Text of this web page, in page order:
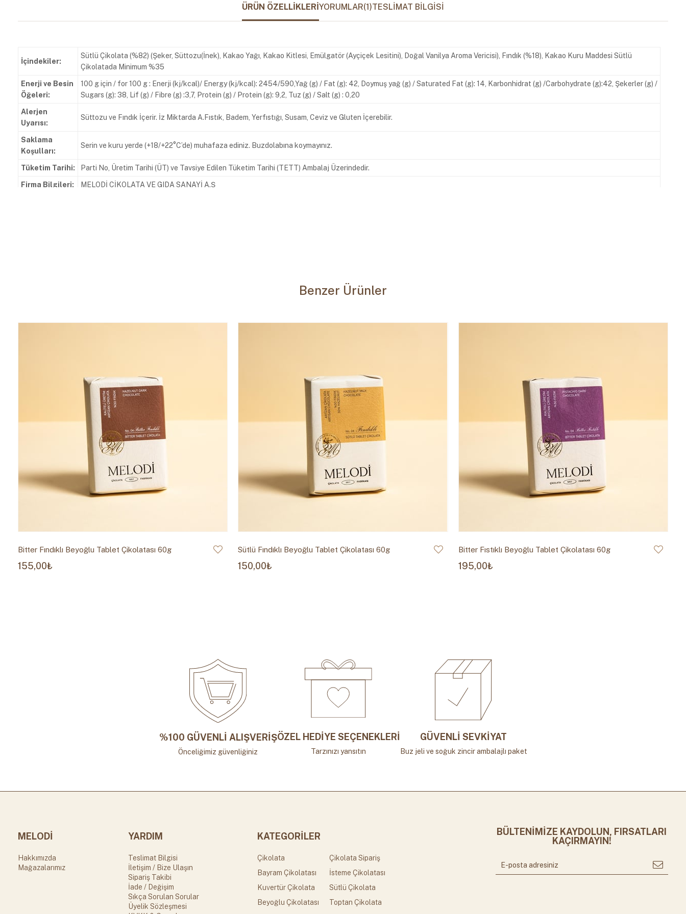
ÜRÜN ÖZELLIKLERIYORUMLAR(1)TESLIMAT BILGISI
İçindekiler:
Sütlü Çikolata (%82) (Şeker, Süttozu(İnek), Kakao Yağı, Kakao Kitlesi, Emülgatör (Ayçiçek Lesitini), Doğal Vanilya Aroma Vericisi), Fındık (%18), Kakao Kuru Maddesi Sütlü
Çikolatada Minimum %35
Enerji ve Besin
Öğeleri:
100 g için / for 100 g : Enerji (kj/kcal)/ Energy (kj/kcal): 2454/590,Yağ (g) / Fat (g): 42, Doymuş yağ (g) / Saturated Fat (g): 14, Karbonhidrat (g) /Carbohydrate (g):42, Şekerler (g) /
Sugars (g): 38, Lif (g) / Fibre (g) :3,7, Protein (g) / Protein (g): 9,2, Tuz (g) / Salt (g) : 0,20
Alerjen
Uyarısı:
Süttozu ve Fındık İçerir. İz Miktarda A.Fıstık, Badem, Yerfıstığı, Susam, Ceviz ve Gluten İçerebilir.
Saklama
Koşulları:
Serin ve kuru yerde (+18/+22°C’de) muhafaza ediniz. Buzdolabına koymayınız.
Tüketim Tarihi: Parti No, Üretim Tarihi (ÜT) ve Tavsiye Edilen Tüketim Tarihi (TETT) Ambalaj Üzerindedir.
Firma Bilgileri: MELODİ ÇİKOLATA VE GIDA SANAYİ A.Ş
Benzer Ürünler
Bitter Fındıklı Beyoğlu Tablet Çikolatası 60g
155,00₺
Sütlü Fındıklı Beyoğlu Tablet Çikolatası 60g
150,00₺
Bitter Fıstıklı Beyoğlu Tablet Çikolatası 60g
195,00₺
%100 GÜVENLİ ALIŞVERİŞ
Önceliğimiz güvenliğiniz
ÖZEL HEDİYE SEÇENEKLERİ
Tarzınızı yansıtın
GÜVENLİ SEVKİYAT
Buz jeli ve soğuk zincir ambalajlı paket
MELODİ
Hakkımızda
Mağazalarımız
YARDIM
Teslimat Bilgisi
İletişim / Bize Ulaşın
Sipariş Takibi
İade / Değişim
Sıkça Sorulan Sorular
Üyelik Sözleşmesi
KATEGORİLER
Çikolata
Çikolata Sipariş
Bayram Çikolatası
İsteme Çikolatası
Kuvertür Çikolata
Sütlü Çikolata
Beyoğlu Çikolatası
Toptan Çikolata
BÜLTENİMİZE KAYDOLUN, FIRSATLARI
KAÇIRMAYIN!